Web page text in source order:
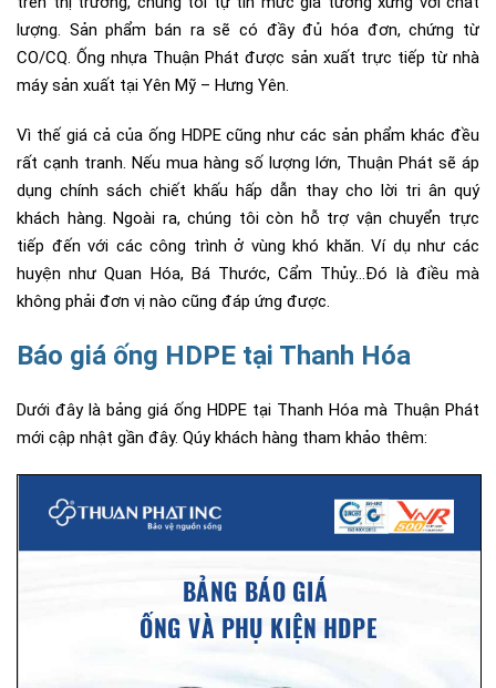
lượng. Sản phẩm bán ra sẽ có đầy đủ hóa đơn, chứng từ
CO/CQ. Ống nhựa Thuận Phát được sản xuất trực tiếp từ nhà
máy sản xuất tại Yên Mỹ – Hưng Yên.
Vì thế giá cả của ống HDPE cũng như các sản phẩm khác đều
rất cạnh tranh. Nếu mua hàng số lượng lớn, Thuận Phát sẽ áp
dụng chính sách chiết khấu hấp dẫn thay cho lời tri ân quý
khách hàng.Ngoài ra, chúng tôi còn hỗ trợ vận chuyển trực
tiếp đến với các công trình ở vùng khó khăn. Ví dụ như các
huyện như Quan Hóa, Bá Thước, Cẩm Thủy…Đó là điều mà
không phải đơn vị nào cũng đáp ứng được.
Báo giá ống HDPE tại Thanh Hóa
Dưới đây là bảng giá ống HDPE tại Thanh Hóa mà Thuận Phát
mới cập nhật gần đây. Qúy khách hàng tham khảo thêm: